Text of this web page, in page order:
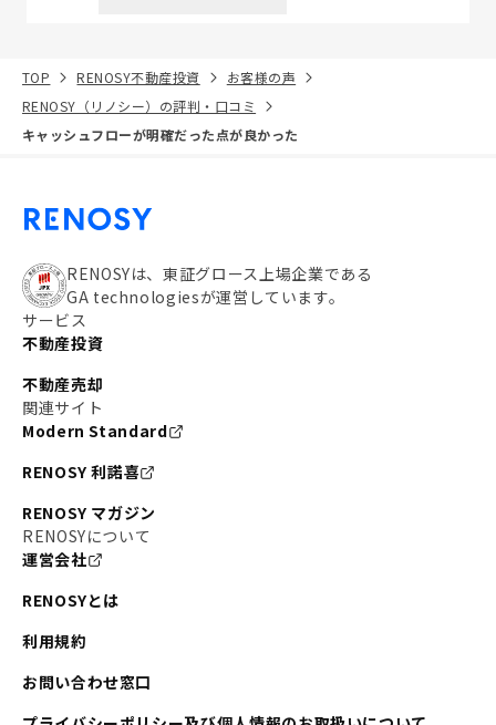
TOP RENOSY不動産投資
お客様の声
RENOSY（リノシー）の評判・口コミ
キャッシュフローが明確だった点が良かった
RENOSYは、東証グロース上場企業である
GA technologiesが運営しています。
サービス
不動産投資
不動産売却
関連サイト
Modern Standard
RENOSY 利諾喜
RENOSY マガジン
RENOSYについて
運営会社
RENOSYとは
利用規約
お問い合わせ窓口